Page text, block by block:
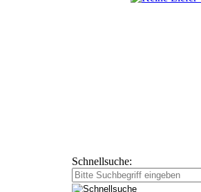
Schnellsuche: